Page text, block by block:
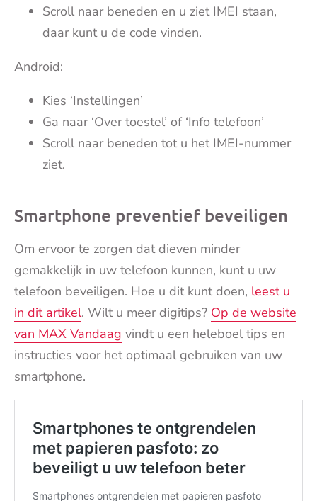
Scroll naar beneden en u ziet IMEI staan,
daar kunt u de code vinden.
Android:
Kies ‘Instellingen’
Ga naar ‘Over toestel’ of ‘Info telefoon’
Scroll naar beneden tot u het IMEI-nummer
ziet.
Smartphone preventief beveiligen
Om ervoor te zorgen dat dieven minder
gemakkelijk in uw telefoon kunnen, kunt u uw
telefoon beveiligen. Hoe u dit kunt doen, leest u
in dit artikel. Wilt u meer digitips? Op de website
van MAX Vandaag vindt u een heleboel tips en
instructies voor het optimaal gebruiken van uw
smartphone.